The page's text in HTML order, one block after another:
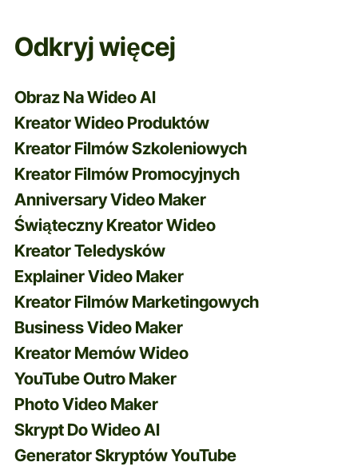
Odkryj więcej
Obraz Na Wideo AI
Kreator Wideo Produktów
Kreator Filmów Szkoleniowych
Kreator Filmów Promocyjnych
Anniversary Video Maker
Świąteczny Kreator Wideo
Kreator Teledysków
Explainer Video Maker
Kreator Filmów Marketingowych
Business Video Maker
Kreator Memów Wideo
YouTube Outro Maker
Photo Video Maker
Skrypt Do Wideo AI
Generator Skryptów YouTube